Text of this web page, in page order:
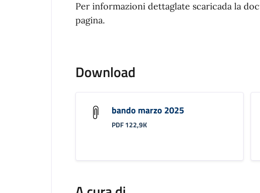
Per informazioni dettaglate scaricada la
pagina.
Download
bando marzo 2025
PDF 122,9K